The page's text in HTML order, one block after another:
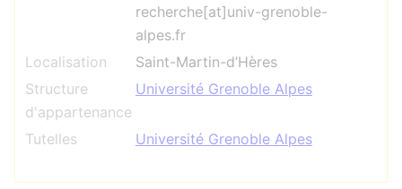
recherche[at]univ-grenoble-
alpes.fr
Localisation
Saint-Martin-d’Hères
Structure
d'appartenance
Université Grenoble Alpes
Tutelles Université Grenoble Alpes